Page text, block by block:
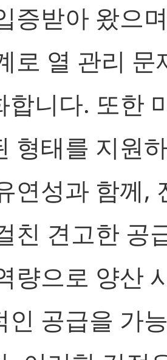
증받아 왔으
로 열 관리 문
합니다. 또한
형태를 지원
연성과 함께,
친 견고한 공
량으로 양산
인 공급을 가